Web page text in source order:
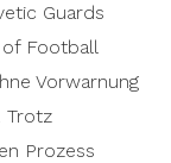
Guards
of Football
Vorwarnung
Trotz
Prozess